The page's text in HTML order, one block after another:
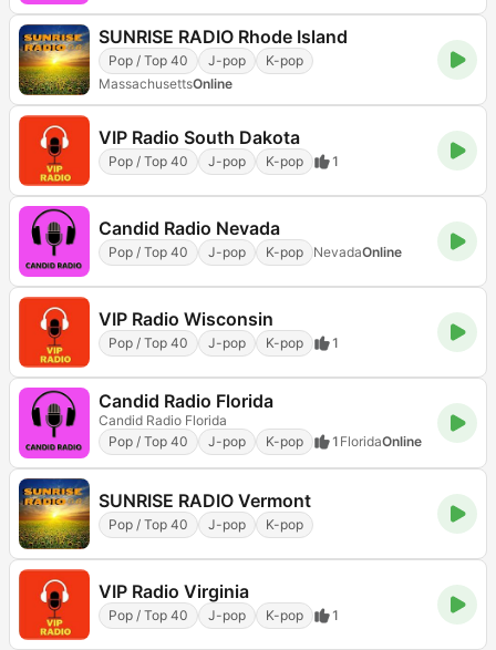
SUNRISE RADIO Rhode Island
Pop / Top 40 J-pop
K-pop
MassachusettsOnline
VIP Radio South Dakota
Pop / Top 40 J-pop K-pop 1
Candid Radio Nevada
Pop / Top 40 J-pop K-pop NevadaOnline
VIP Radio Wisconsin
Pop / Top 40 J-pop K-pop 1
Candid Radio Florida
Candid Radio Florida
Pop / Top 40
J-pop K-pop 1 FloridaOnline
SUNRISE RADIO Vermont
Pop / Top 40 J-pop K-pop
VIP Radio Virginia
Pop / Top 40 J-pop K-pop 1